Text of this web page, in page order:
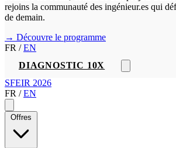
rejoins la communauté des ingénieur.es qui
de demain.
→ Découvre le programme
FR / EN
DIAGNOSTIC 10X
SFEIR 2026
FR / EN
Offres